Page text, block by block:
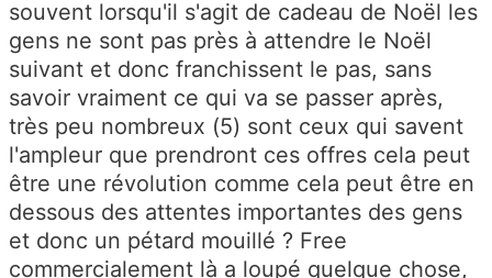
souvent lorsqu'il s'agit de cadeau de Noël les
gens ne sont pas près à attendre le Noël
suivant et donc franchissent le pas, sans
savoir vraiment ce qui va se passer après,
très peu nombreux (5) sont ceux qui savent
l'ampleur que prendront ces offres cela peut
être une révolution comme cela peut être en
dessous des attentes importantes des gens
et donc un pétard mouillé ? Free
commercialement là a loupé quelque chose,